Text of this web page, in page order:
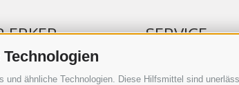
und ähnliche Technologien. Diese Hilfsmittel sind
ERKER
IM ERKER
SERVICE